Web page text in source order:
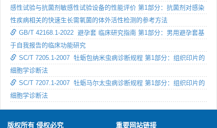
感性试验与抗菌剂敏感性试验设备的性能评价 第1部分：抗菌剂对感染
性疾病相关的快速生长需氧菌的体外活性检测的参考方法
GB/T 42168.1-2022 避孕套 临床研究指南 第1部分：男用避孕套基
于自我报告的临床功能研究
SC/T 7205.1-2007 牡蛎包纳米虫病诊断规程 第1部分：组织印片的
细胞学诊断法
SC/T 7207.1-2007 牡蛎马尔太虫病诊断规程 第1部分：组织印片的
细胞学诊断法
版权所有 侵权必究 重要网站链接